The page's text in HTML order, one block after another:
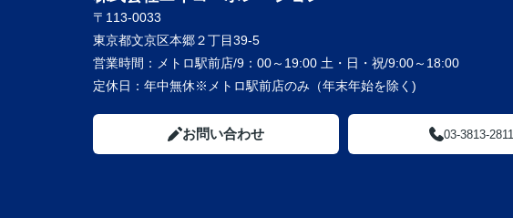
〒113-0033
東京都文京区本郷２丁目39-5
営業時間：
メトロ駅前店/9：00～19:00 土・日・祝/9:00～18:00
定休日： 年中無休※メトロ駅前店のみ（年末年始を除く)
お問い合わせ 03-3813-2811